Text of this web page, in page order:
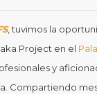
, tuvimos la
Project en el
y
Compartiendo